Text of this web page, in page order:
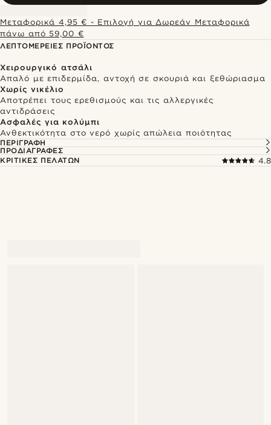
Μεταφορικά 4,95 € - Επιλογή για Δωρεάν Μεταφορικά
πάνω από 59,00 €
ΛΕΠΤΟΜΈΡΕΙΕΣ ΠΡΟΪΌΝΤΟΣ
Χειρουργικό ατσάλι
Απαλό με επιδερμίδα, αντοχή σε σκουριά και ξεθώριασμα
Χωρίς νικέλιο
Αποτρέπει τους ερεθισμούς και τις αλλεργικές
αντιδράσεις
Ασφαλές για κολύμπι
Ανθεκτικότητα στο νερό χωρίς απώλεια ποιότητας
ΠΕΡΙΓΡΑΦΉ
ΠΡΟΔΙΑΓΡΑΦΈΣ
ΚΡΙΤΙΚΈΣ ΠΕΛΑΤΏΝ
4.8